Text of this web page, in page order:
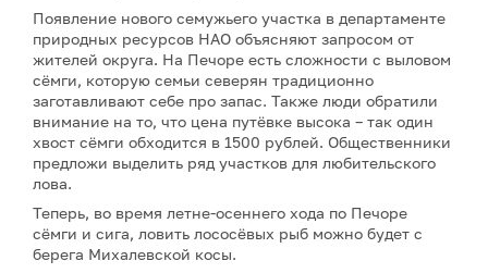
Появление нового семужьего участка в департаменте
природных ресурсов НАО объясняют запросом от
жителей округа. На Печоре есть сложности с выловом
сёмги, которую семьи северян традиционно
заготавливают себе про запас. Также люди обратили
внимание на то, что цена путёвке высока – так один
хвост сёмги обходится в 1500 рублей. Общественники
предложи выделить ряд участков для любительского
лова.
Теперь, во время летне-осеннего хода по Печоре
сёмги и сига, ловить лососёвых рыб можно будет с
берега Михалевской косы.